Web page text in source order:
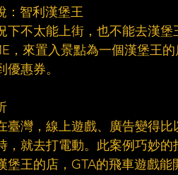
：智利漢堡王​
下不太能上街，也不能去漢
，來置入景點為一個漢堡王
惠券。​
臺灣，線上遊戲、廣告變得
，就去打電動。此案例巧妙
堡王的店，GTA的飛車遊戲